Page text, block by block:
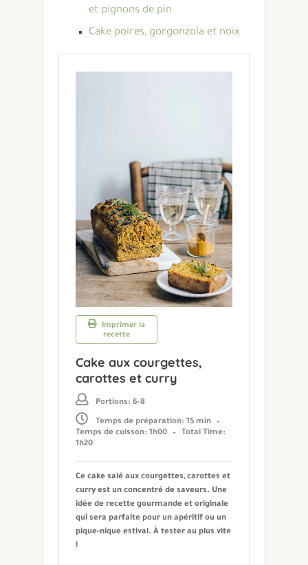
et pignons de pin
Cake poires, gorgonzola et noix
Imprimer la
recette
Cake aux courgettes,
carottes et curry
Portions: 6-8
Temps de préparation: 15 min
–
Temps de cuisson: 1h00
–
Total Time:
1h20
Ce cake salé aux courgettes, carottes et
curry est un concentré de saveurs. Une
idée de recette gourmande et originale
qui sera parfaite pour un apéritif ou un
pique-nique estival. À tester au plus vite
!